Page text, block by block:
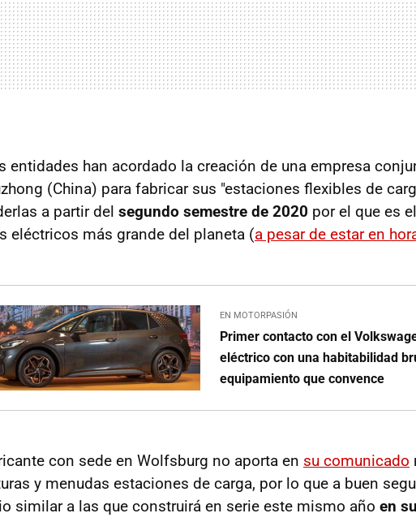
entidades han acordado la creación de una empresa
(China) para fabricar sus "estaciones flexibles de
a partir del segundo semestre de 2020 por el que es
eléctricos más grande del planeta (a pesar de estar en
EN MOTORPASIÓN
Primer contacto con el
eléctrico con una habitabilidad
equipamiento que convence
con sede en Wolfsburg no aporta en su comunicado
y menudas estaciones de carga, por lo que a buen
similar a las que construirá en serie este mismo año en